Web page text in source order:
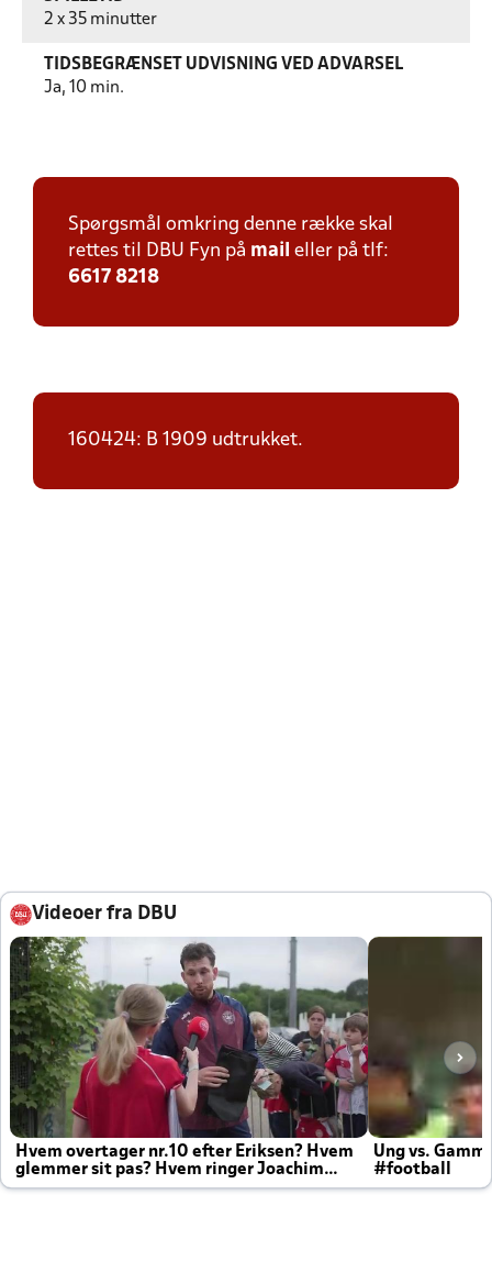
2 x 35 minutter
TIDSBEGRÆNSET UDVISNING VED ADVARSEL
Ja, 10 min.
Spørgsmål omkring denne række skal
rettes til DBU Fyn på mail eller på tlf:
6617 8218
160424: B 1909 udtrukket.
Videoer fra DBU
Hvem overtager nr.10 efter Eriksen? Hvem
glemmer sit pas? Hvem ringer Joachim
altid til efter kampe?
Ung vs.
#football